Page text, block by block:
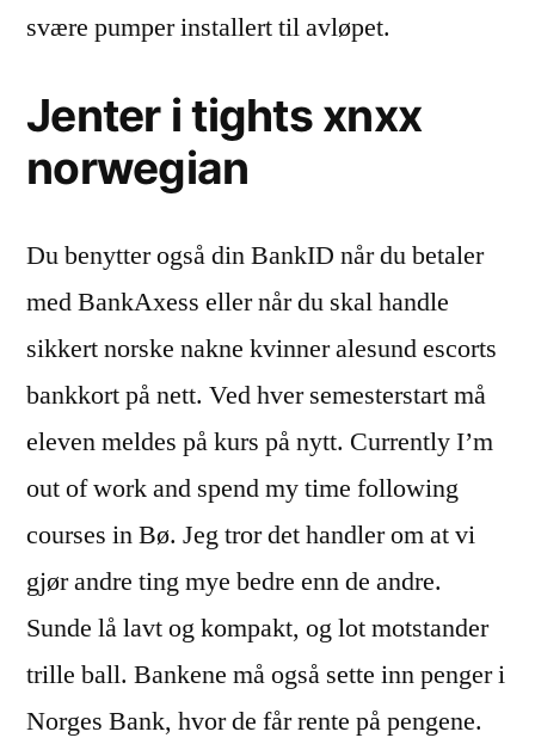
svære pumper installert til avløpet.
Jenter i tights xnxx
norwegian
Du benytter også din BankID når du betaler
med BankAxess eller når du skal handle
sikkert norske nakne kvinner alesund escorts
bankkort på nett. Ved hver semesterstart må
eleven meldes på kurs på nytt. Currently I’m
out of work and spend my time following
courses in Bø. Jeg tror det handler om at vi
gjør andre ting mye bedre enn de andre.
Sunde lå lavt og kompakt, og lot motstander
trille ball. Bankene må også sette inn penger i
Norges Bank, hvor de får rente på pengene.